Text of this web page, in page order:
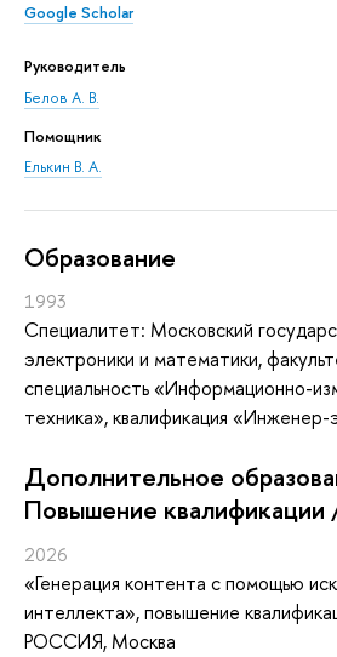
Google Scholar
Руководитель
Белов А. В.
Помощник
Елькин В. А.
Oбразование
1993
Специалитет: Московский
электроники и математики,
специальность «Информационно-
техника», квалификация «Инженер-
Дополнительное
Повышение
2026
«Генерация контента с помощью
интеллекта», повышение
РОССИЯ, Москва